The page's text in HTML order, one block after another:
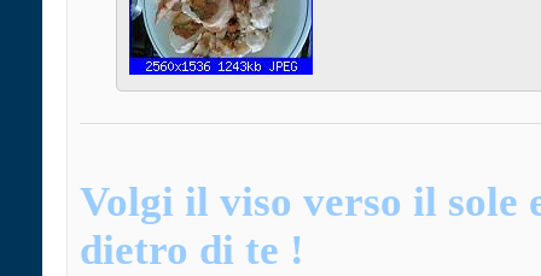
Volgi il viso verso il sole
dietro di te !